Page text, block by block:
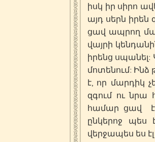
իսկ իր սիրո
այդ սերն իրեն
ցավ ապրող
վայրի
իրենց սպանել:
մոտենում: Ինձ
է, որ մարդիկ
զգում ու նրա
համար ցավ է
ընկերոջ պես
վերջապես ես